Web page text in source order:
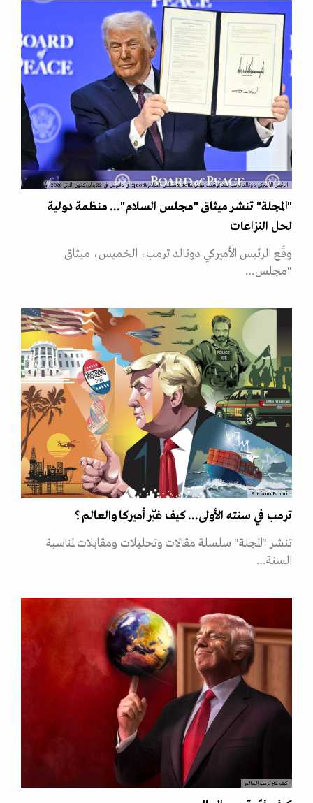
الرئيس الأميركي دونالد ترمب بعد توقيعه ميثاق &quot;مجلس السلام&quot; في دافوس في 22 يناير/كانون الثاني 2026
"المجلة" تنشر ميثاق "مجلس السلام"... منظمة دولية
لحل النزاعات
وقّع الرئيس الأميركي دونالد ترمب، الخميس، ميثاق
"مجلس…
Stefano Fabbri
ترمب في سنته الأولى... كيف غيّر أميركا والعالم؟
تنشر "المجلة" سلسلة مقالات وتحليلات ومقابلات لمناسبة
السنة…
كيف غيّر ترمب العالم